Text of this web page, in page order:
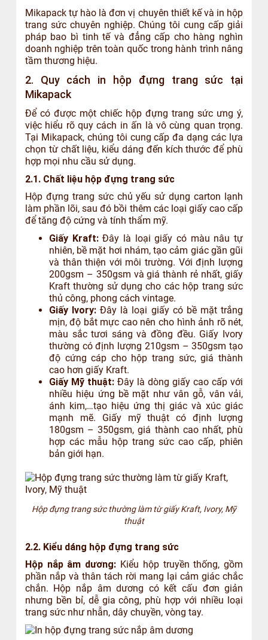
Mikapack tự hào là đơn vị chuyên thiết kế và in hộp
trang sức chuyên nghiệp. Chúng tôi cung cấp giải
pháp bao bì tinh tế và đẳng cấp cho hàng nghìn
doanh nghiệp trên toàn quốc trong hành trình nâng
tầm thương hiệu.
2. Quy cách in hộp đựng trang sức tại
Mikapack
Để có được một chiếc hộp đựng trang sức ưng ý,
việc hiểu rõ quy cách in ấn là vô cùng quan trọng.
Tại Mikapack, chúng tôi cung cấp đa dạng các lựa
chọn từ chất liệu, kiểu dáng đến kích thước để phù
hợp mọi nhu cầu sử dụng.
2.1. Chất liệu hộp đựng trang sức
Hộp đựng trang sức chủ yếu sử dụng carton lạnh
làm phần lõi, sau đó bồi thêm các loại giấy cao cấp
để tăng độ cứng và tính thẩm mỹ.
Giấy Kraft:Đây là loại giấy có màu nâu tự
nhiên, bề mặt hơi nhám, tạo cảm giác gần gũi
và thân thiện với môi trường. Với định lượng
200gsm – 350gsm và giá thành rẻ nhất, giấy
Kraft thường sử dụng cho các hộp trang sức
thủ công, phong cách vintage.
Giấy Ivory: Đây là loại giấy có bề mặt trắng
mịn, độ bắt mực cao nên cho hình ảnh rõ nét,
màu sắc tươi sáng và đồng đều. Giấy Ivory
thường có định lượng 210gsm – 350gsm tạo
độ cứng cáp cho hộp trang sức, giá thành
cao hơn giấy Kraft.
Giấy Mỹ thuật:Đây là dòng giấy cao cấp với
nhiều hiệu ứng bề mặt như vân gỗ, vân vải,
ánh kim,…tạo hiệu ứng thị giác và xúc giác
mạnh mẽ. Giấy mỹ thuật có định lượng
180gsm – 350gsm, giá thành cao nhất, phù
hợp các mẫu hộp trang sức cao cấp, phiên
bản giới hạn.
Hộp đựng trang sức thường làm từ giấy Kraft, Ivory, Mỹ
thuật
2.2. Kiểu dáng hộp đựng trang sức
Hộp nắp âm dương: Kiểu hộp truyền thống, gồm
phần nắp và thân tách rời mang lại cảm giác chắc
chắn. Hộp nắp âm dương có kết cấu đơn giản
nhưng bền bỉ, dễ gia công, phù hợp với nhiều loại
trang sức như nhẫn, dây chuyền, vòng tay.